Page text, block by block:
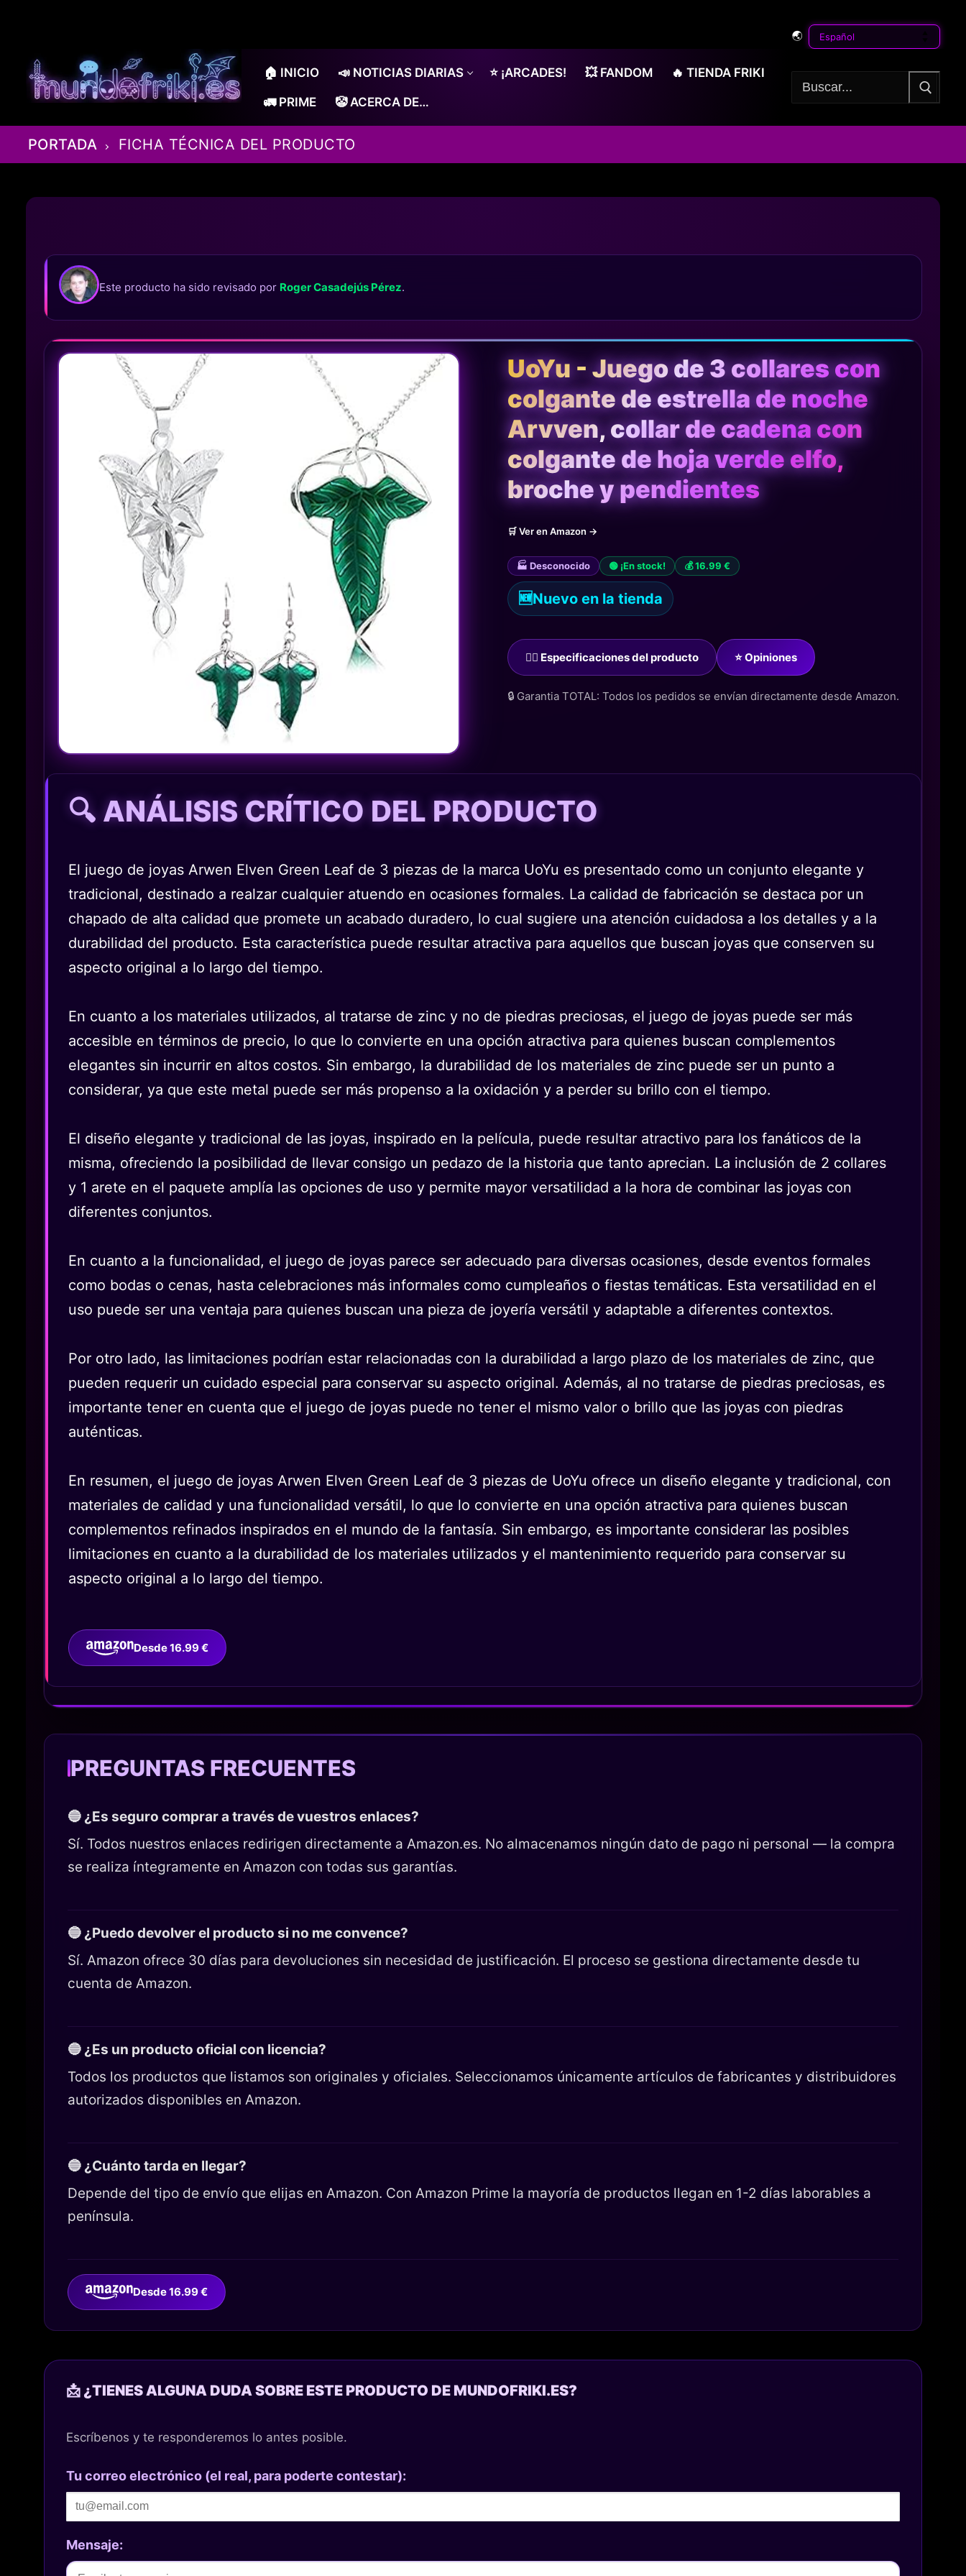
🌏
🏠 INICIO 📣 NOTICIAS DIARIAS ⭐ ¡ARCADES! 💥 FANDOM 🔥 TIENDA FRIKI
🚛 PRIME 🤡 ACERCA DE…
Buscar:
PORTADA FICHA TÉCNICA DEL PRODUCTO
Este producto ha sido revisado por Roger Casadejús Pérez.
UoYu - Juego de 3 collares con
colgante de estrella de noche
Arvven, collar de cadena con
colgante de hoja verde elfo,
broche y pendientes
🛒 Ver en Amazon →
🏭 Desconocido 🟢 ¡En stock! 💰 16.99 €
🆕Nuevo en la tienda
🙋‍♂️ Especificaciones del producto ⭐ Opiniones
🔒 Garantia TOTAL: Todos los pedidos se envían directamente desde Amazon.
🔍 ANÁLISIS CRÍTICO DEL PRODUCTO
El juego de joyas Arwen Elven Green Leaf de 3 piezas de la marca UoYu es presentado como un conjunto elegante y
tradicional, destinado a realzar cualquier atuendo en ocasiones formales. La calidad de fabricación se destaca por un
chapado de alta calidad que promete un acabado duradero, lo cual sugiere una atención cuidadosa a los detalles y a la
durabilidad del producto. Esta característica puede resultar atractiva para aquellos que buscan joyas que conserven su
aspecto original a lo largo del tiempo.
En cuanto a los materiales utilizados, al tratarse de zinc y no de piedras preciosas, el juego de joyas puede ser más
accesible en términos de precio, lo que lo convierte en una opción atractiva para quienes buscan complementos
elegantes sin incurrir en altos costos. Sin embargo, la durabilidad de los materiales de zinc puede ser un punto a
considerar, ya que este metal puede ser más propenso a la oxidación y a perder su brillo con el tiempo.
El diseño elegante y tradicional de las joyas, inspirado en la película, puede resultar atractivo para los fanáticos de la
misma, ofreciendo la posibilidad de llevar consigo un pedazo de la historia que tanto aprecian. La inclusión de 2 collares
y 1 arete en el paquete amplía las opciones de uso y permite mayor versatilidad a la hora de combinar las joyas con
diferentes conjuntos.
En cuanto a la funcionalidad, el juego de joyas parece ser adecuado para diversas ocasiones, desde eventos formales
como bodas o cenas, hasta celebraciones más informales como cumpleaños o fiestas temáticas. Esta versatilidad en el
uso puede ser una ventaja para quienes buscan una pieza de joyería versátil y adaptable a diferentes contextos.
Por otro lado, las limitaciones podrían estar relacionadas con la durabilidad a largo plazo de los materiales de zinc, que
pueden requerir un cuidado especial para conservar su aspecto original. Además, al no tratarse de piedras preciosas, es
importante tener en cuenta que el juego de joyas puede no tener el mismo valor o brillo que las joyas con piedras
auténticas.
En resumen, el juego de joyas Arwen Elven Green Leaf de 3 piezas de UoYu ofrece un diseño elegante y tradicional, con
materiales de calidad y una funcionalidad versátil, lo que lo convierte en una opción atractiva para quienes buscan
complementos refinados inspirados en el mundo de la fantasía. Sin embargo, es importante considerar las posibles
limitaciones en cuanto a la durabilidad de los materiales utilizados y el mantenimiento requerido para conservar su
aspecto original a lo largo del tiempo.
Desde 16.99 €
PREGUNTAS FRECUENTES
🔵 ¿Es seguro comprar a través de vuestros enlaces?
Sí. Todos nuestros enlaces redirigen directamente a Amazon.es. No almacenamos ningún dato de pago ni personal — la compra
se realiza íntegramente en Amazon con todas sus garantías.
🔵 ¿Puedo devolver el producto si no me convence?
Sí. Amazon ofrece 30 días para devoluciones sin necesidad de justificación. El proceso se gestiona directamente desde tu
cuenta de Amazon.
🔵 ¿Es un producto oficial con licencia?
Todos los productos que listamos son originales y oficiales. Seleccionamos únicamente artículos de fabricantes y distribuidores
autorizados disponibles en Amazon.
🔵 ¿Cuánto tarda en llegar?
Depende del tipo de envío que elijas en Amazon. Con Amazon Prime la mayoría de productos llegan en 1-2 días laborables a
península.
Desde 16.99 €
📩 ¿TIENES ALGUNA DUDA SOBRE ESTE PRODUCTO DE MUNDOFRIKI.ES?
Escríbenos y te responderemos lo antes posible.
Tu correo electrónico (el real, para poderte contestar):
Mensaje: